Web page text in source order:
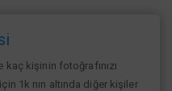
kişinin fotoğrafınızı
1k nın altında diğer kişiler